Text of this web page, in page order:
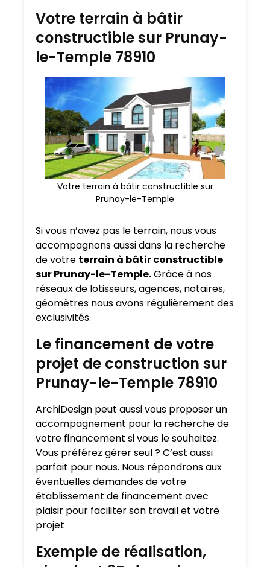
Votre terrain à bâtir
constructible sur Prunay-
le-Temple 78910
Votre terrain à bâtir constructible sur
Prunay-le-Temple
Si vous n’avez pas le terrain, nous vous
accompagnons aussi dans la recherche
de votre terrain à bâtir constructible
sur Prunay-le-Temple.Grâce à nos
réseaux de lotisseurs, agences, notaires,
géomètres nous avons régulièrement des
exclusivités.
Le financement de votre
projet de construction sur
Prunay-le-Temple 78910
ArchiDesign peut aussi vous proposer un
accompagnement pour la recherche de
votre financement si vous le souhaitez.
Vous préférez gérer seul ? C’est aussi
parfait pour nous. Nous répondrons aux
éventuelles demandes de votre
établissement de financement avec
plaisir pour faciliter son travail et votre
projet
Exemple de réalisation,